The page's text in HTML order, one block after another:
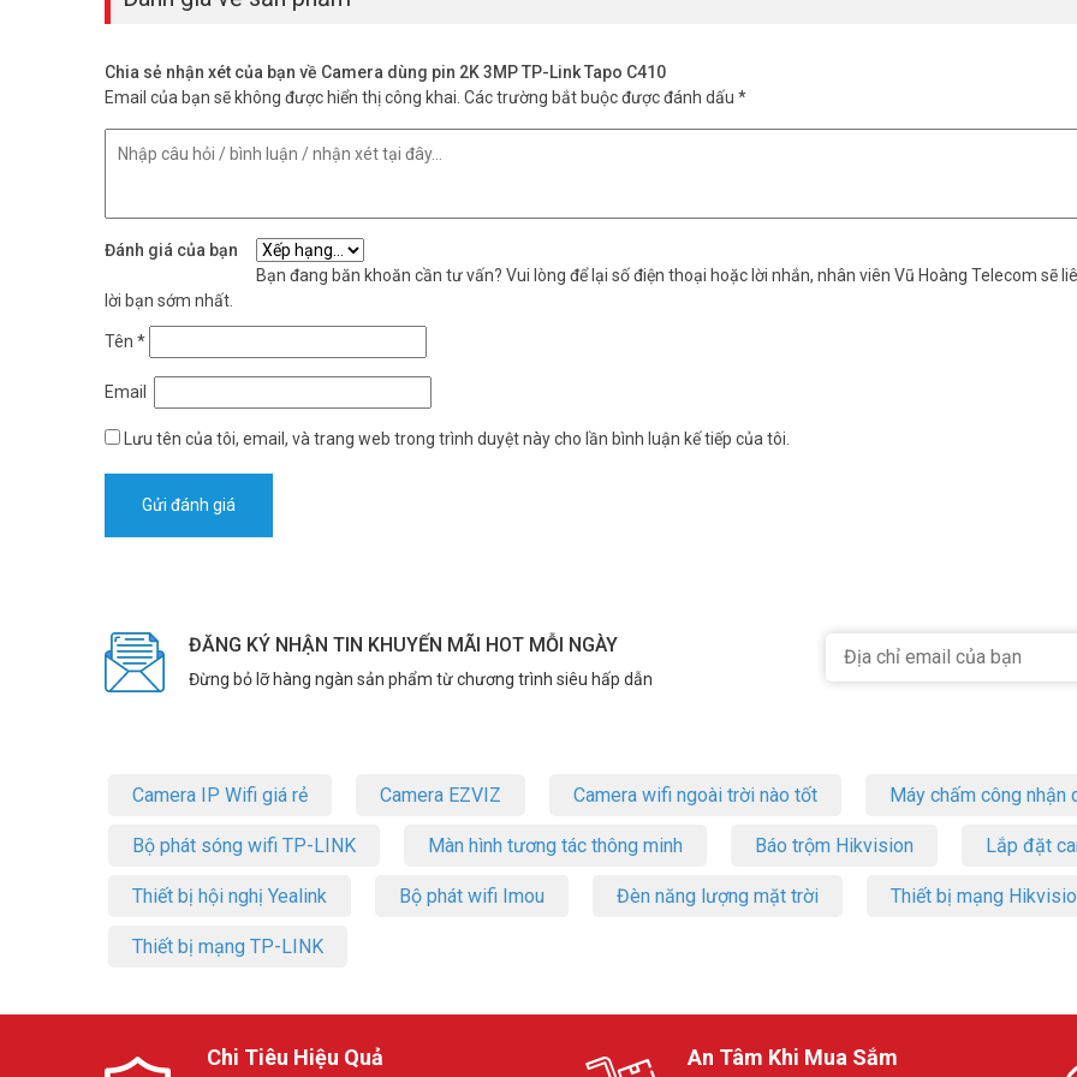
Quan sát ban đêm có màu, tầm nhìn rõ tới 15 mét
Trang bị đèn hồng ngoại và đèn chiếu sáng giúp ghi hình đêm vẫn rõ, có màu sắc chân thực. Tính năng này hữu ích khi cần
Người dùng có thể chọn lưu video trên thẻ nhớ hoặc dịch vụ đám mây Tapo Care. Không cần tốn thêm phí thuê cloud nếu bạn
thông minh. Tapo App hỗ trợ quản lý dễ dàng mọi nơi, mọi lúc qua smartphone.
Chia sẻ nhận xét của bạn về Camera dùng pin 2K 3MP TP-Link Tapo C410
Email của bạn sẽ không được hiển thị công khai. Các trường bắt buộc được đánh dấu *
Đánh giá của bạn
Bạn đang băn khoăn cần tư vấn? Vui lòng để lại số điện thoại hoặc lời nhắn, nhân viên Vũ Hoàng Telecom sẽ
lời bạn sớm nhất.
Tên *
Email
Lưu tên của tôi, email, và trang web trong trình duyệt này cho lần bình luận kế tiếp của tôi.
ĐĂNG KÝ NHẬN TIN KHUYẾN MÃI HOT MỖI NGÀY
Đừng bỏ lỡ hàng ngàn sản phẩm từ chương trình siêu hấp dẫn
Camera IP Wifi giá rẻ Camera EZVIZ Camera wifi ngoài trời nào tốt Máy chấm công nhận
Bộ phát sóng wifi TP-LINK Màn hình tương tác thông minh Báo trộm Hikvision Lắp đặt
Thiết bị hội nghị Yealink Bộ phát wifi Imou Đèn năng lượng mặt trời Thiết bị mạng
Thiết bị mạng TP-LINK
Chi Tiêu Hiệu Quả An Tâm Khi Mua Sắm